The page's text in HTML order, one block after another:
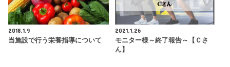
2018.1.9
当施設で行う栄養指導について
2021.1.26
モニター様～終了報告～【Ｃさ
ん】